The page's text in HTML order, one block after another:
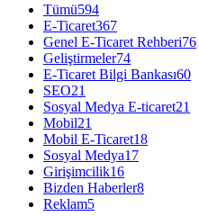
Tümü594
E-Ticaret367
Genel E-Ticaret Rehberi76
Geliştirmeler74
E-Ticaret Bilgi Bankası60
SEO21
Sosyal Medya E-ticaret21
Mobil21
Mobil E-Ticaret18
Sosyal Medya17
Girişimcilik16
Bizden Haberler8
Reklam5